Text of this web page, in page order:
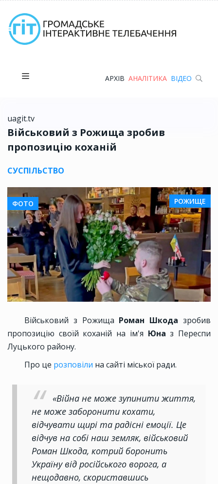
АРХІВ АНАЛІТИКА ВІДЕО
uagit.tv
Військовий з Рожища зробив
пропозицію коханій
СУСПІЛЬСТВО
ФОТО РОЖИЩЕ
Військовий з Рожища Роман Шкодазробив
пропозицію своїй коханій на ім'я Юназ Переспи
Луцького району.
Про це розповіли на сайті міської ради.
«Війна не може зупинити життя,
не може заборонити кохати,
відчувати щирі та радісні емоції. Це
відчув на собі наш земляк, військовий
Роман Шкода, котрий боронить
Україну від російського ворога, а
нещодавно, скориставшись